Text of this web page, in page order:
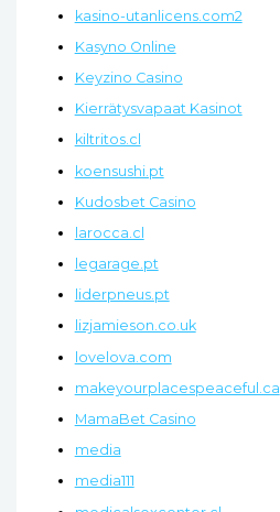
kasino-utanlicens.com2
Kasyno Online
Keyzino Casino
Kierrätysvapaat Kasinot
kiltritos.cl
koensushi.pt
Kudosbet Casino
larocca.cl
legarage.pt
liderpneus.pt
lizjamieson.co.uk
lovelova.com
makeyourplacespeaceful.ca
MamaBet Casino
media
media111